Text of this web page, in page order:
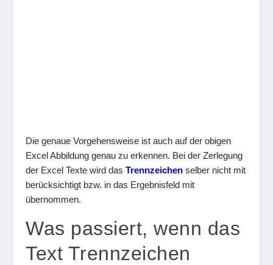
Die genaue Vorgehensweise ist auch auf der obigen
Excel Abbildung genau zu erkennen. Bei der Zerlegung
der Excel Texte wird dasTrennzeichen selber nicht mit
berücksichtigt bzw. in das Ergebnisfeld mit
übernommen.
Was passiert, wenn das
Text Trennzeichen